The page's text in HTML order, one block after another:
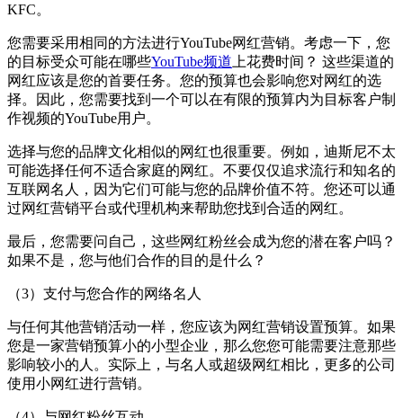
KFC。
您需要采用相同的方法进行YouTube网红营销。考虑一下，您
的目标受众可能在哪些YouTube频道 上花费时间？ 这些渠道的
网红应该是您的首要任务。 您的预算也会影响您对网红的选
择。因此，您需要找到一个可以在有限的预算内为目标客户制
作视频的YouTube用户。
选择与您的品牌文化相似的网红也很重要。例如，迪斯尼不太
可能选择任何不适合家庭的网红。不要仅仅追求流行和知名的
互联网名人，因为它们可能与您的品牌价值不符。您还可以通
过网红营销平台或代理机构来帮助您找到合适的网红。
最后，您需要问自己，这些网红粉丝会成为您的潜在客户吗？
如果不是，您与他们合作的目的是什么？
（3）支付与您合作的网络名人
与任何其他营销活动一样，您应该为网红营销设置预算。如果
您是一家营销预算小的小型企业，那么您您可能需要注意那些
影响较小的人。实际上，与名人或超级网红相比，更多的公司
使用小网红进行营销。